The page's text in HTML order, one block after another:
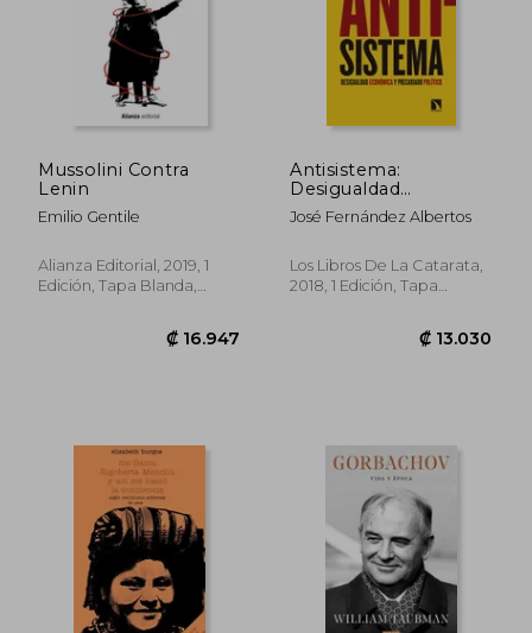
₡ 14.864
Mussolini Contra
Lenin
Emilio Gentile
Alianza Editorial, 2019, 1
Edición, Tapa Blanda,
Antisistema:
Desigualdad
Económica y
Precariado Político
José Fernández Albertos
Los Libros De La Catarata,
2018, 1 Edición, Tapa